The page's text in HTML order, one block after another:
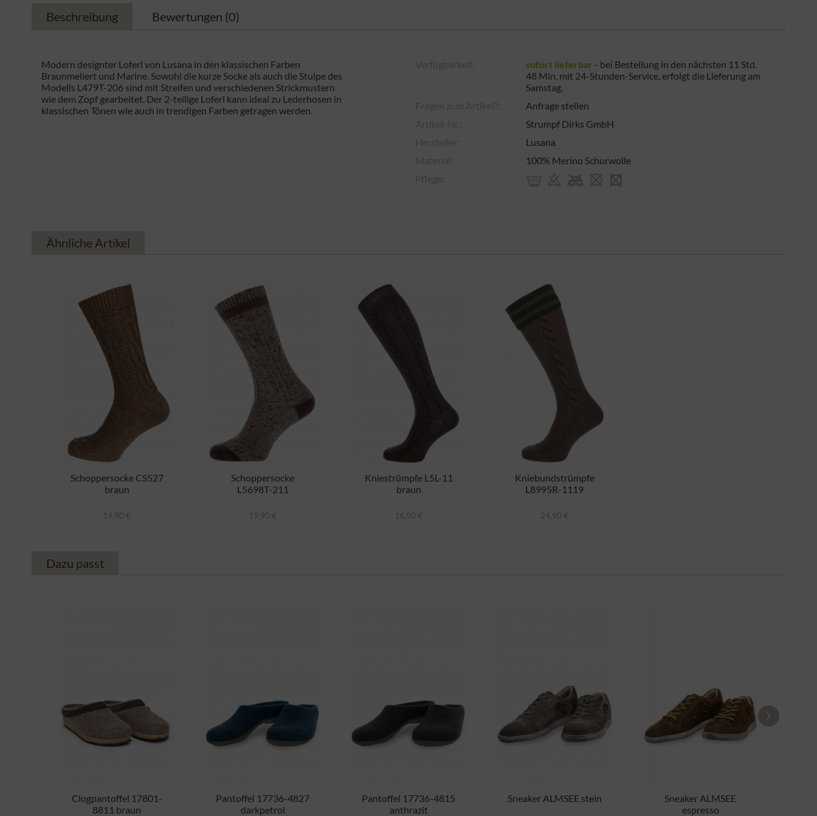
Beschreibung Bewertungen (0)
Modern designter Loferl von Lusana in den klassischen Farben
Braunmeliert und Marine. Sowohl die kurze Socke als auch die Stulpe des
Modells L479T-206 sind mit Streifen und verschiedenen Strickmustern
wie dem Zopf gearbeitet. Der 2-teilige Loferl kann ideal zu Lederhosen in
klassischen Tönen wie auch in trendigen Farben getragen werden.
sofort lieferbar - bei Bestellung in den nächsten 11 Std.
48 Min. mit 24-Stunden-Service, erfolgt die Lieferung am
Samstag.
Anfrage stellen
Strumpf Dirks GmbH
Lusana
100% Merino Schurwolle
Ähnliche Artikel
Schoppersocke CS527
braun
14,90 €
Schoppersocke
L5698T-211
19,90 €
Kniestrümpfe L5L-11
braun
16,90 €
Kniebundstrümpfe
L8995R-1119
24,90 €
Dazu passt
Clogpantoffel 17801-
8811 braun
Pantoffel 17736-4827
darkpetrol
Pantoffel 17736-4815
anthrazit
Sneaker ALMSEE stein
Sneaker ALMSEE
espresso